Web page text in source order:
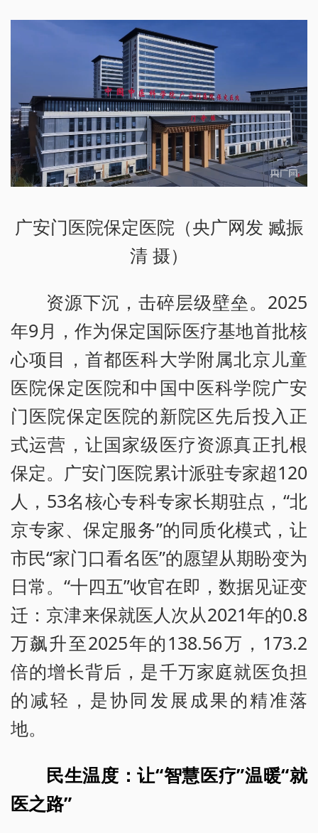
广安门医院保定医院（央广网发 臧振
清 摄）
资源下沉，击碎层级壁垒。2025
年9月，作为保定国际医疗基地首批核
心项目，首都医科大学附属北京儿童
医院保定医院和中国中医科学院广安
门医院保定医院的新院区先后投入正
式运营，让国家级医疗资源真正扎根
保定。广安门医院累计派驻专家超120
人，53名核心专科专家长期驻点，“北
京专家、保定服务”的同质化模式，让
市民“家门口看名医”的愿望从期盼变为
日常。“十四五”收官在即，数据见证变
迁：京津来保就医人次从2021年的0.8
万飙升至2025年的138.56万，173.2
倍的增长背后，是千万家庭就医负担
的减轻，是协同发展成果的精准落
地。
民生温度：让“智慧医疗”温暖“就
医之路”